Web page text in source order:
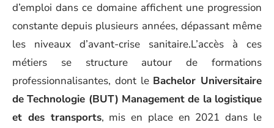
d’emploi dans ce domaine affichent une progression
constante depuis plusieurs années, dépassant même
les niveaux d’avant-crise sanitaire.L’accès à ces
métiers se structure autour de formations
professionnalisantes, dont le Bachelor Universitaire
de Technologie (BUT) Management de la logistique
et des transports, mis en place en 2021 dans le